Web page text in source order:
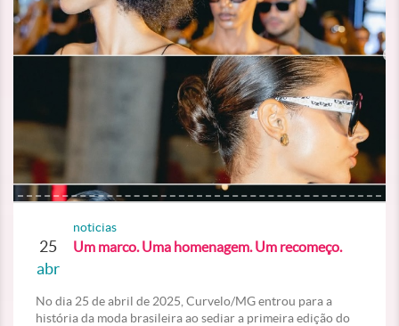
25
abr
noticias
Um marco. Uma homenagem. Um recomeço.
No dia 25 de abril de 2025, Curvelo/MG entrou para a
história da moda brasileira ao sediar a primeira edição do